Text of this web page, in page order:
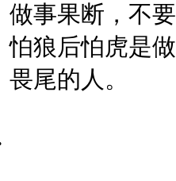
做事果断，不
怕狼后怕虎是
畏尾的人。